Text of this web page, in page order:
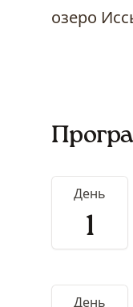
озеро
День
1
День